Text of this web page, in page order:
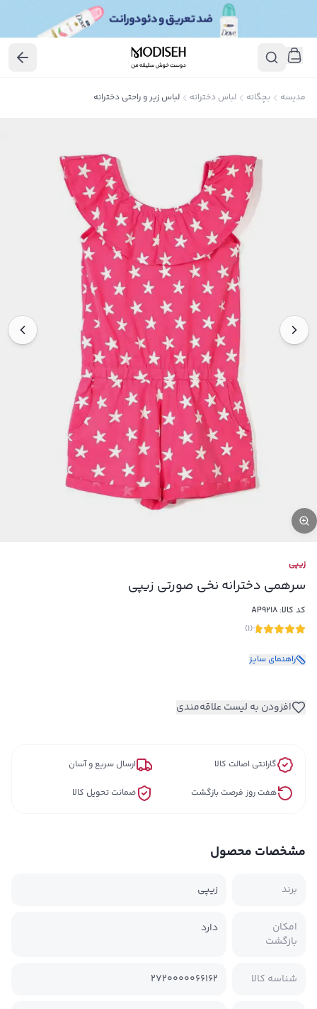
مدیسه بچگانه لباس دخترانه لباس زیر و راحتی دخترانه
زیپی
سرهمی دخترانه نخی صورتی زیپی
کد کالا: AP9218
(
1
)
راهنمای سایز
افزودن به لیست علاقه‌مندی
گارانتی اصالت کالا ارسال سریع و آسان
هفت روز فرصت بازگشت ضمانت تحویل کالا
مشخصات محصول
برند زیپی
امکان
بازگشت
دارد
شناسه کالا 2720000066162